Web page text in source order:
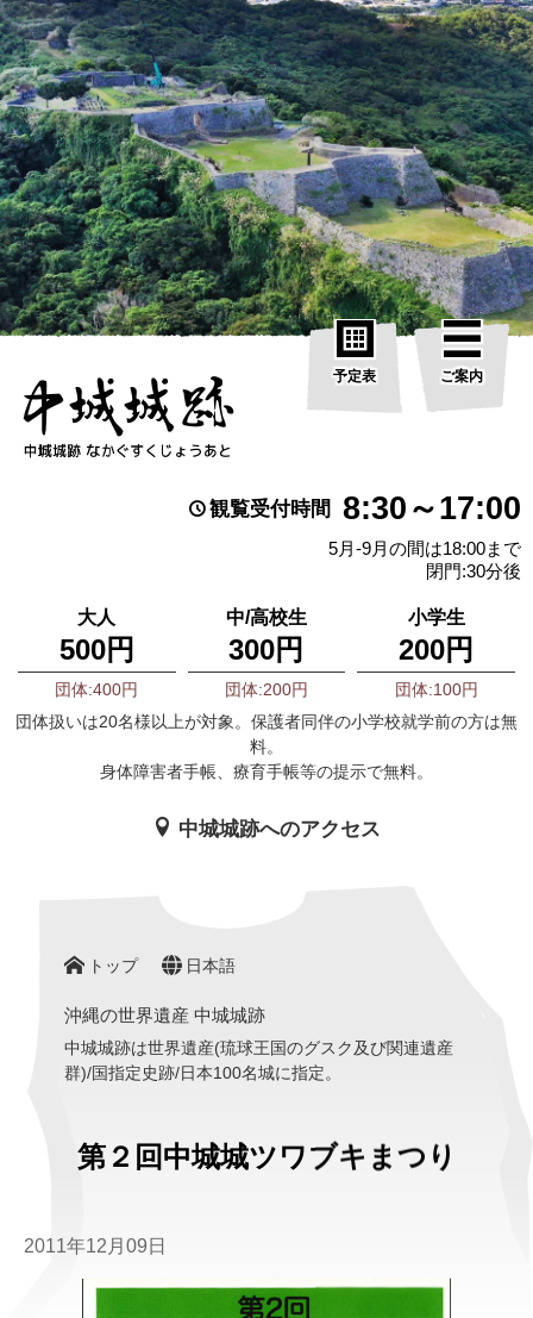
予定表 ご案内
観覧受付時間 8:30～17:00
5月-9月の間は18:00まで
閉門:30分後
大人
500円
団体:400円
中/高校生
300円
団体:200円
小学生
200円
団体:100円
団体扱いは20名様以上が対象。保護者同伴の小学校就学前の方は無
料。
身体障害者手帳、療育手帳等の提示で無料。
中城城跡へのアクセス
トップ 日本語
沖縄の世界遺産 中城城跡
中城城跡は世界遺産(琉球王国のグスク及び関連遺産
群)/国指定史跡/日本100名城に指定。
第２回中城城ツワブキまつり
2011年12月09日